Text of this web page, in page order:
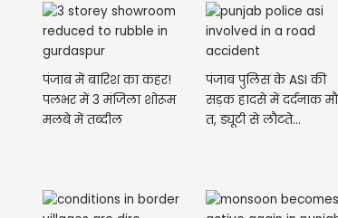
पंजाब में बारिश का कहर!
पलभर में 3 मंजिला शोरूम
मलबे में तब्दील
पंजाब पुलिस के ASI की
सड़क हादसे में दर्दनाक
त, ड्यूटी से लौटते...